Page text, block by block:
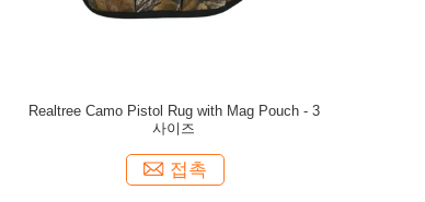
Realtree Camo Pistol Rug with Mag Pouch - 3
사이즈
접촉